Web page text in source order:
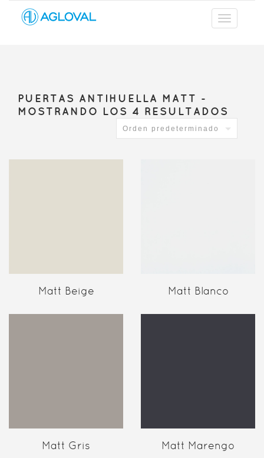
PUERTAS ANTIHUELLA MATT -
MOSTRANDO LOS 4 RESULTADOS
Orden predeterminado
Matt Beige Matt Blanco
Matt Gris Matt Marengo